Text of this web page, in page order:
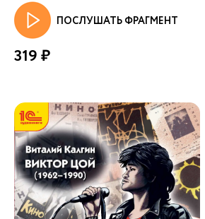
ПОСЛУШАТЬ ФРАГМЕНТ
319 ₽